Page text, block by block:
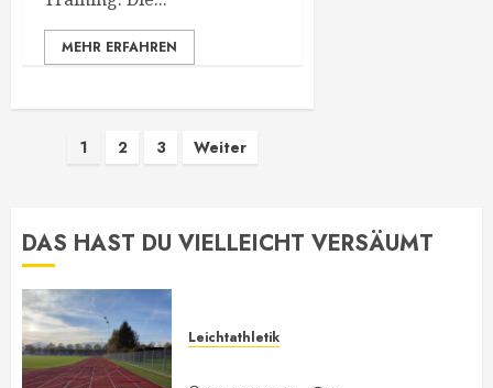
MEHR ERFAHREN
Seitennummerierung
Beiträge
1 2 3 Weiter
DAS HAST DU VIELLEICHT VERSÄUMT
Leichtathletik